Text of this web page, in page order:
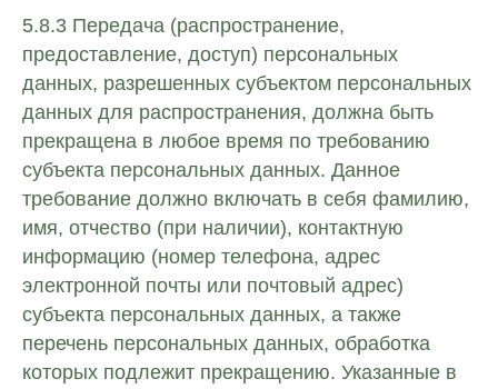
5.8.3 Передача (распространение,
предоставление, доступ) персональных
данных, разрешенных субъектом персональных
данных для распространения, должна быть
прекращена в любое время по требованию
субъекта персональных данных. Данное
требование должно включать в себя фамилию,
имя, отчество (при наличии), контактную
информацию (номер телефона, адрес
электронной почты или почтовый адрес)
субъекта персональных данных, а также
перечень персональных данных, обработка
которых подлежит прекращению. Указанные в